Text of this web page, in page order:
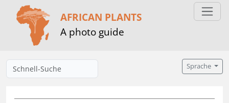
AFRICAN PLANTS
A photo guide
Sprache